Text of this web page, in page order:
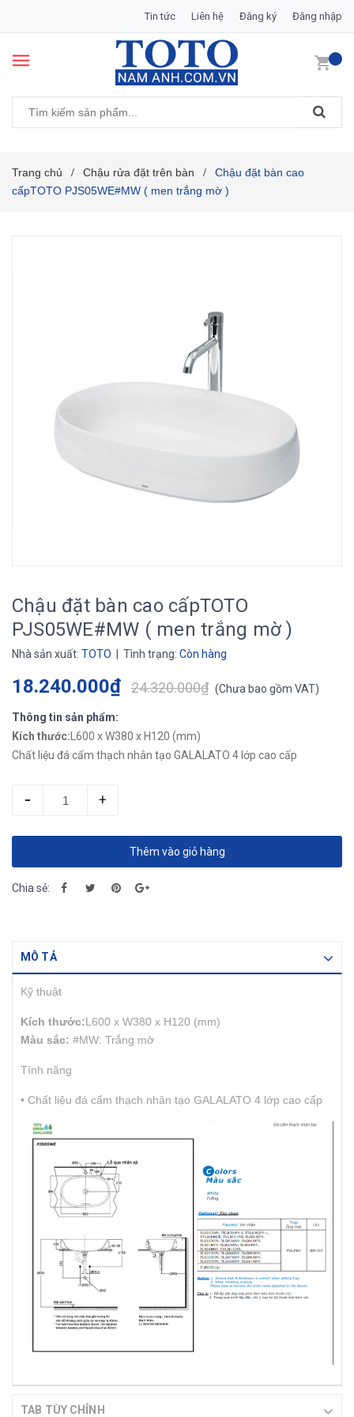
Tin tức Liên hệ Đăng ký Đăng nhập
Trang chủ / Chậu rửa đặt trên bàn /
Chậu đặt bàn cao
cấpTOTO PJS05WE#MW ( men trắng mờ )
Chậu đặt bàn cao cấpTOTO
PJS05WE#MW ( men trắng mờ )
Nhà sản xuất: TOTO | Tình trạng: Còn hàng
18.240.000₫ 24.320.000₫ (Chưa bao gồm VAT)
Thông tin sản phẩm:
Kích thước: L600 x W380 x H120 (mm)
Chất liệu đá cẩm thạch nhân tạo GALALATO 4 lớp cao cấp
- +
Thêm vào giỏ hàng
Chia sẻ:
MÔ TẢ
Kỹ thuật
Kích thước:L600 x W380 x H120 (mm)
Màu sắc: #MW: Trắng mờ
Tính năng
• Chất liệu đá cẩm thạch nhân tạo GALALATO 4 lớp cao cấp
TAB TÙY CHỈNH